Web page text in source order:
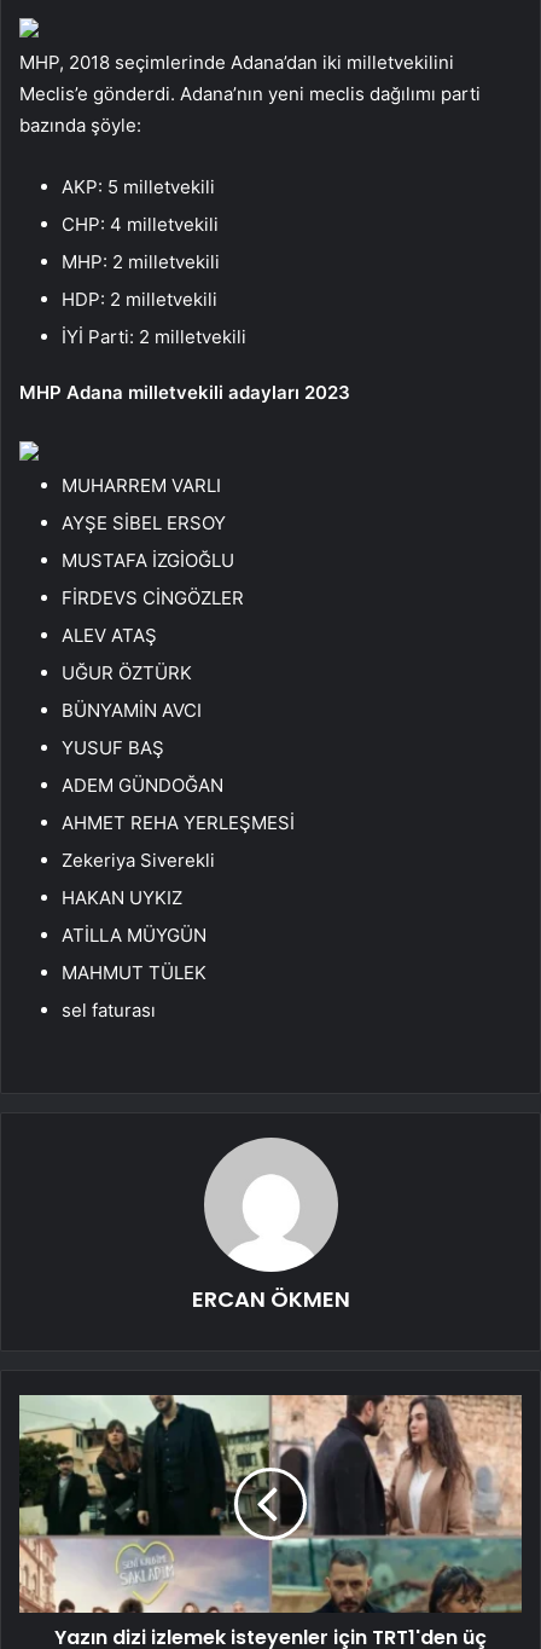
MHP, 2018 seçimlerinde Adana’dan iki milletvekilini
Meclis’e gönderdi. Adana’nın yeni meclis dağılımı parti
bazında şöyle:
AKP: 5 milletvekili
CHP: 4 milletvekili
MHP: 2 milletvekili
HDP: 2 milletvekili
İYİ Parti: 2 milletvekili
MHP Adana milletvekili adayları 2023
MUHARREM VARLI
AYŞE SİBEL ERSOY
MUSTAFA İZGİOĞLU
FİRDEVS CİNGÖZLER
ALEV ATAŞ
UĞUR ÖZTÜRK
BÜNYAMİN AVCI
YUSUF BAŞ
ADEM GÜNDOĞAN
AHMET REHA YERLEŞMESİ
Zekeriya Siverekli
HAKAN UYKIZ
ATİLLA MÜYGÜN
MAHMUT TÜLEK
sel faturası
ERCAN ÖKMEN
Yazın dizi izlemek isteyenler için TRT1'den üç